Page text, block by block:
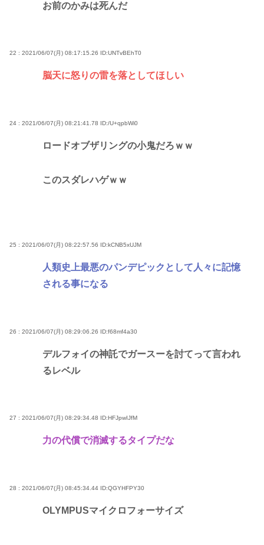
お前のかみは死んだ
22 : 2021/06/07(月) 08:17:15.26 ID:UNTvBEhT0
脳天に怒りの雷を落としてほしい
24 : 2021/06/07(月) 08:21:41.78 ID:/U+qpbWi0
ロードオブザリングの小鬼だろｗｗ
このスダレハゲｗｗ
25 : 2021/06/07(月) 08:22:57.56 ID:kCNB5xUJM
人類史上最悪のパンデピックとして人々に記憶
される事になる
26 : 2021/06/07(月) 08:29:06.26 ID:f68mf4a30
デルフォイの神託でガースーを討てって言われ
るレベル
27 : 2021/06/07(月) 08:29:34.48 ID:HFJpwIJfM
力の代償で消滅するタイプだな
28 : 2021/06/07(月) 08:45:34.44 ID:QGYHFPY30
OLYMPUSマイクロフォーサイズ